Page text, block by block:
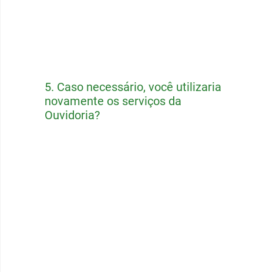
5. Caso necessário, você utilizaria
novamente os serviços da
Ouvidoria?